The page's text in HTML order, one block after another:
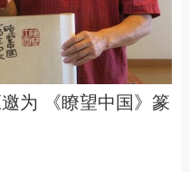
为 《瞭望中国》篆